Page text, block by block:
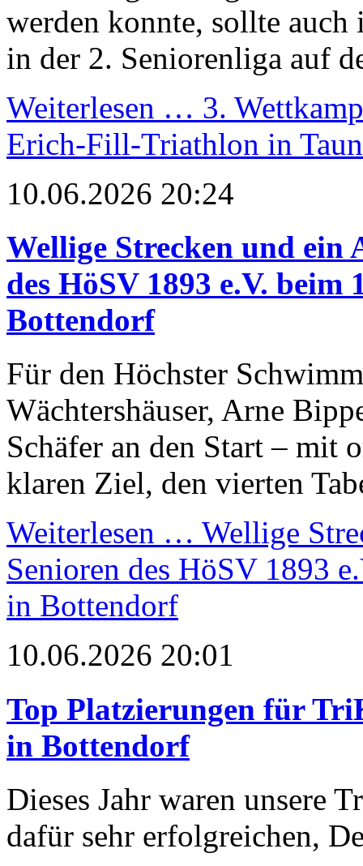
werden konnte, sollte auch
in der 2. Seniorenliga auf
Weiterlesen … 3.
Erich-Fill-Triathlon in
10.06.2026 20:24
Wellige Strecken und ein
des HöSV 1893 e.V.
Bottendorf
Für den Höchster
Wächtershäuser, Arne
Schäfer an den Start – mit
klaren Ziel, den vierten
Weiterlesen … Wellige
Senioren des HöSV 1893
in Bottendorf
10.06.2026 20:01
Top Platzierungen für
in Bottendorf
Dieses Jahr waren unsere
dafür sehr erfolgreichen,